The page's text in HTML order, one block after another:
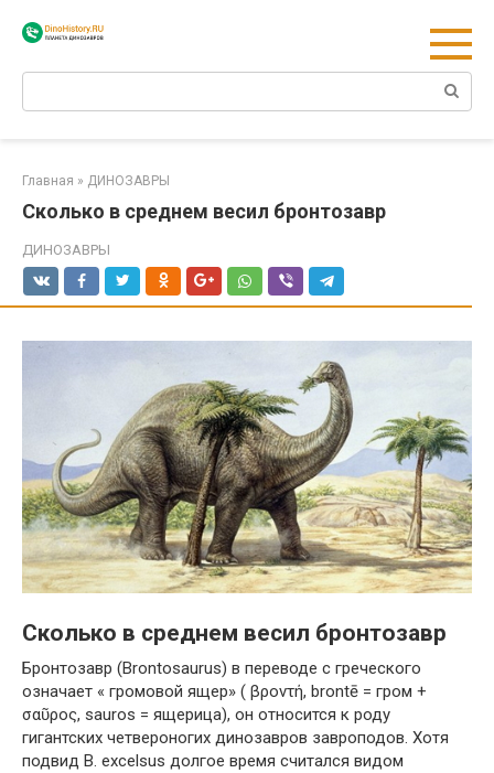
Главная » ДИНОЗАВРЫ
Сколько в среднем весил бронтозавр
ДИНОЗАВРЫ
Сколько в среднем весил бронтозавр
Бронтозавр (Brontosaurus) в переводе с греческого
означает « громовой ящер» ( βροντή, brontē = гром +
σαῦρος, sauros = ящерица), он относится к роду
гигантских четвероногих динозавров завроподов. Хотя
подвид B. excelsus долгое время считался видом